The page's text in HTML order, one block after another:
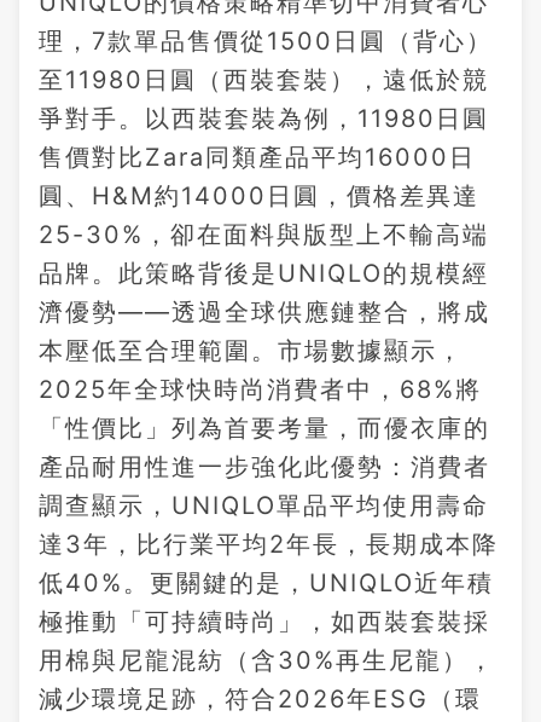
理，7款單品售價從1500日圓（背心）
至11980日圓（西裝套裝），遠低於競
爭對手。以西裝套裝為例，11980日圓
售價對比Zara同類產品平均16000日
圓、H&M約14000日圓，價格差異達
25-30%，卻在面料與版型上不輸高端
品牌。此策略背後是UNIQLO的規模經
濟優勢——透過全球供應鏈整合，將成
本壓低至合理範圍。市場數據顯示，
2025年全球快時尚消費者中，68%將
「性價比」列為首要考量，而優衣庫的
產品耐用性進一步強化此優勢：消費者
調查顯示，UNIQLO單品平均使用壽命
達3年，比行業平均2年長，長期成本降
低40%。更關鍵的是，UNIQLO近年積
極推動「可持續時尚」，如西裝套裝採
用棉與尼龍混紡（含30%再生尼龍），
減少環境足跡，符合2026年ESG（環